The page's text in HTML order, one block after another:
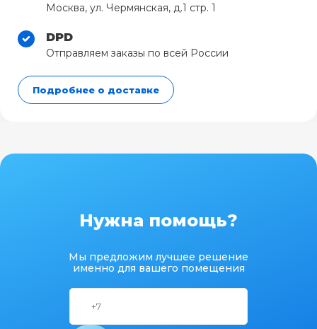
Москва, ул. Чермянская, д.1 стр. 1
DPD
Отправляем заказы по всей России
Подробнее о доставке
Нужна помощь?
Мы предложим лучшее решение
именно для вашего помещения